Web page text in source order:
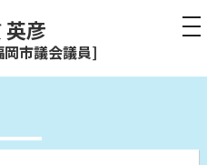
英彦
市議会議員]